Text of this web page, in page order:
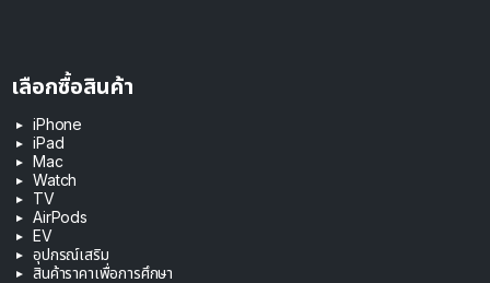
เลือกซื้อสินค้า
iPhone
iPad
Mac
Watch
TV
AirPods
EV
อุปกรณ์เสริม
สินค้าราคาเพื่อการศึกษา